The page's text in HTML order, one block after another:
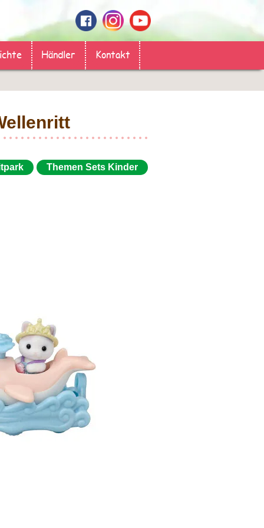
Händler Kontakt
Themen Sets Kinder